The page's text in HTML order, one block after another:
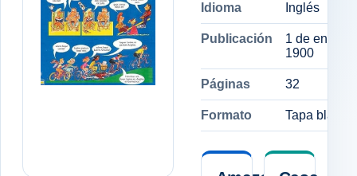
Idioma Inglés
Publicación
1 de enero
1900
Páginas 32
Formato Tapa blanda